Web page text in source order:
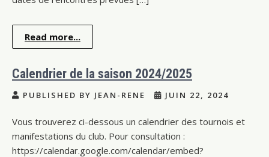
Read more...
Calendrier de la saison 2024/2025
PUBLISHED BY JEAN-RENE JUIN 22, 2024
Vous trouverez ci-dessous un calendrier des tournois et
manifestations du club. Pour consultation :
https://calendar.google.com/calendar/embed?